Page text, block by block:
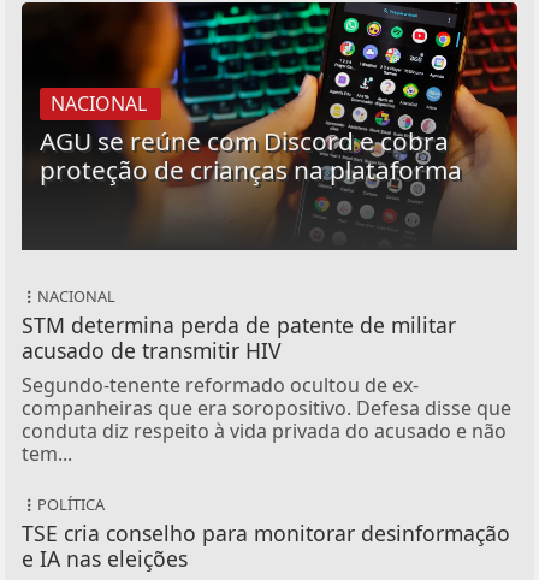
NACIONAL
AGU se reúne com Discord e cobra
proteção de crianças na plataforma
NACIONAL
STM determina perda de patente de militar
acusado de transmitir HIV
Segundo-tenente reformado ocultou de ex-
companheiras que era soropositivo. Defesa disse que
conduta diz respeito à vida privada do acusado e não
tem...
POLÍTICA
TSE cria conselho para monitorar desinformação
e IA nas eleições